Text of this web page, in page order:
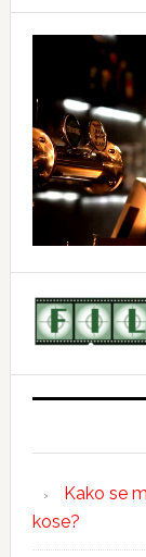
Kako se
kose?